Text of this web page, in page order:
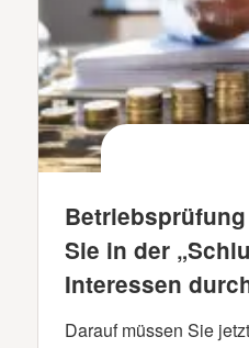
Sie in der
Interessen
Darauf müssen Sie